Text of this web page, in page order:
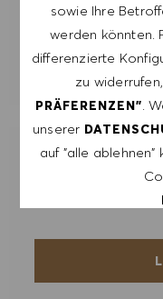
sowie Ihre
werden könnten.
differenzierte
zu
PRÄFERENZEN".
unserer
auf "alle ablehnen"
ALERTS VERWALTEN
ERHALTE
INTERESSEN